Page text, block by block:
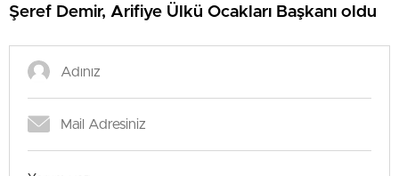
Şeref Demir, Arifiye Ülkü Ocakları Başkanı oldu